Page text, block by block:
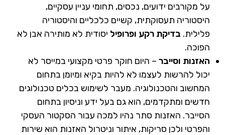
על מקורבים ידועים, נכסים, תחומי עניין עסקיים,
היסטוריה תעסוקתית, קשיים כלכליים והיסטוריה
פלילית. בדיקת רקע ופרופיל יסודית לא מותירה אבן לא
הפוכה.
האזנות וסייבר – היום חוקר פרטי מקצועי במייסר לא
יכול להרשות לעצמו לא להיות בקיא ומיומן בתחום
המחשוב והטכנולוגיה. מעבר לשימוש בכלים טכנולוגים
חדשים ומתקדמים, הוא גם בעל ידע וניסיון בתחום
הסייבר. האזנות סתר נהיו למכה עבור הסקטור העסקי
והפרטי ולכן סריקות, איתור וניטרול האזנות הוא שירות